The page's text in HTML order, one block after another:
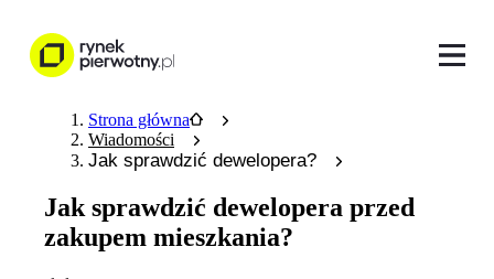
Strona główna
Wiadomości
Jak sprawdzić dewelopera?
Jak sprawdzić dewelopera przed
zakupem mieszkania?